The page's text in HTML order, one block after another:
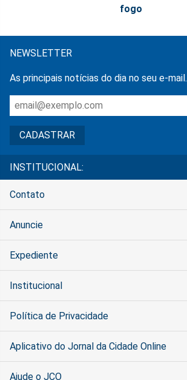
fogo
NEWSLETTER
As principais notícias do dia no seu e-mail.
INSTITUCIONAL:
Contato
Anuncie
Expediente
Institucional
Política de Privacidade
Aplicativo do Jornal da Cidade Online
Ajude o JCO